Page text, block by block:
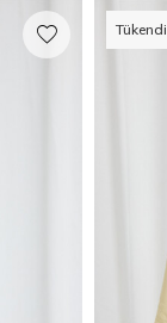
Tükendi